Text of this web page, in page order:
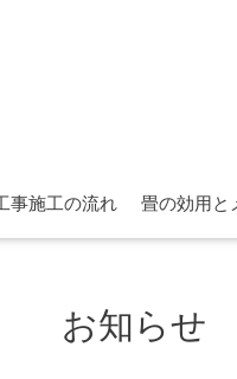
工事施工の流れ 畳の効用と
お知らせ